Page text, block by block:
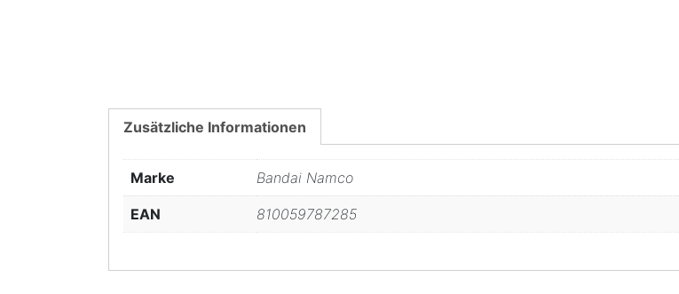
Zusätzliche Informationen
Marke Bandai Namco
EAN 810059787285